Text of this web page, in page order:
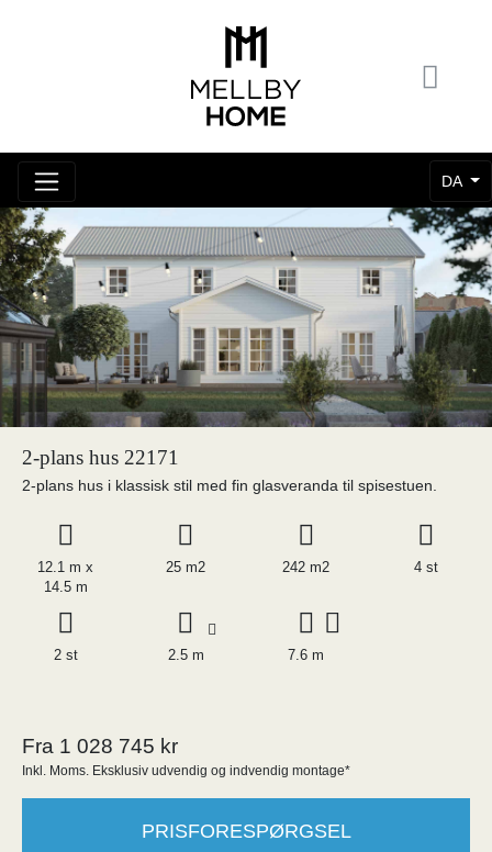
DA
2-plans hus 22171
2-plans hus i klassisk stil med fin glasveranda til spisestuen.
12.1 m x
14.5 m
25 m2 242 m2 4 st
2 st 2.5 m 7.6 m
Fra 1 028 745 kr
Inkl. Moms. Eksklusiv udvendig og indvendig montage*
PRISFORESPØRGSEL